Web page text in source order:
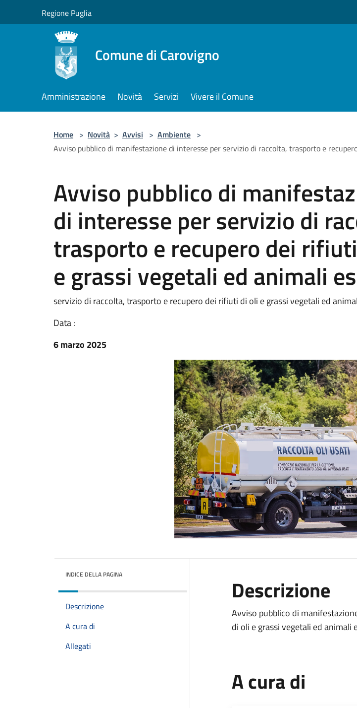
Regione Puglia
Comune di Carovigno
Amministrazione Novità Servizi Vivere il Comune
Home > Novità > Avvisi > Ambiente >
Avviso pubblico di manifestazione di interesse per servizio di raccolta, trasporto e
Avviso pubblico di
di interesse per servizio di
trasporto e recupero dei
e grassi vegetali ed animali
servizio di raccolta, trasporto e recupero dei rifiuti di oli e grassi vegetali ed
Data :
6 marzo 2025
INDICE DELLA PAGINA
Descrizione
A cura di
Allegati
Descrizione
Avviso pubblico di
di oli e grassi vegetali ed
A cura di